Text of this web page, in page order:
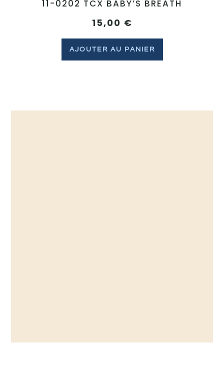
11-0202 TCX BABY’S BREATH
15,00 €
AJOUTER AU PANIER